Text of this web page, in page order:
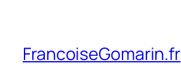
FrancoiseGomarin.fr